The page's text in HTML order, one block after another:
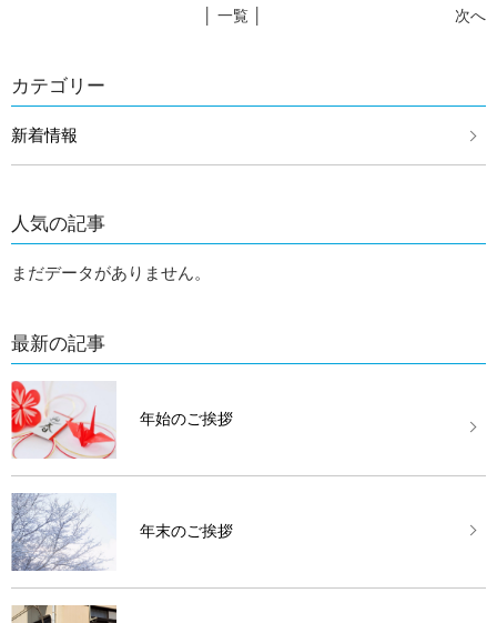
次へ
│ 一覧 │
カテゴリー
新着情報
人気の記事
まだデータがありません。
最新の記事
年始のご挨拶
年末のご挨拶